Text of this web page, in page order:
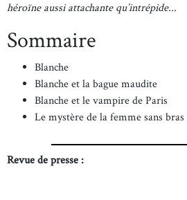
héroïne aussi attachante qu’intrépide...
Sommaire
Blanche
Blanche et la bague maudite
Blanche et le vampire de Paris
Le mystère de la femme sans
Revue de presse :